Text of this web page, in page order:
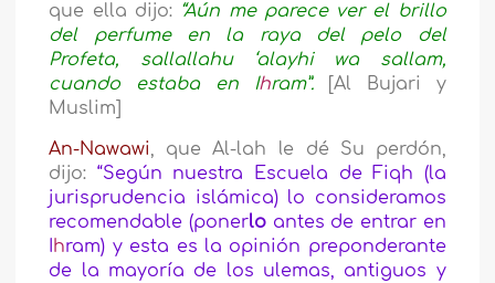
que ella dijo: “Aún me parece ver el brillo
del perfume en la raya del pelo del
Profeta, sallallahu ‘alayhi wa sallam,
cuando estaba en Ihram”.[Al Bujari y
Muslim]
An-Nawawi, que Al-lah le dé Su perdón,
dijo: “Según nuestra Escuela de Fiqh (la
jurisprudencia islámica) lo consideramos
recomendable (ponerloantes de entrar en
Ihram) y esta es la opinión preponderante
de la mayoría de los ulemas, antiguos y